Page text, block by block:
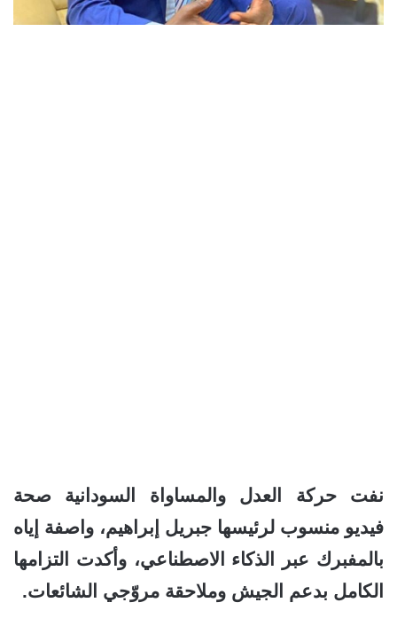
نفت حركة العدل والمساواة السودانية صحة
فيديو منسوب لرئيسها جبريل إبراهيم، واصفة إياه
بالمفبرك عبر الذكاء الاصطناعي، وأكدت التزامها
الكامل بدعم الجيش وملاحقة مروّجي الشائعات.